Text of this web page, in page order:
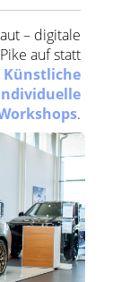
– digitale
auf statt
Künstliche
.